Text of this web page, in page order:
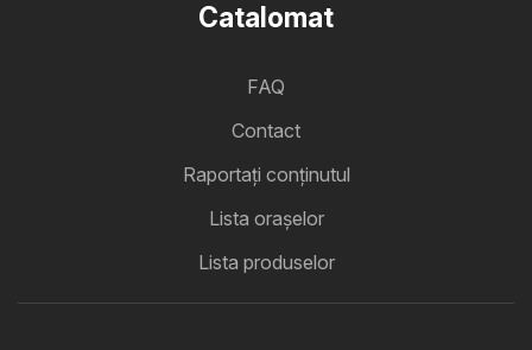
Catalomat
FAQ
Contact
Raportați conținutul
Lista oraşelor
Lista produselor